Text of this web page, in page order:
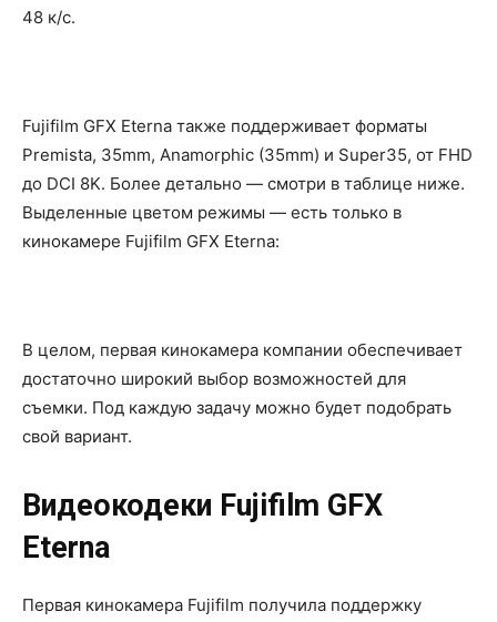
48 к/с.
Fujifilm GFX Eterna также поддерживает форматы
Premista, 35mm, Anamorphic (35mm) и Super35, от FHD
до DCI 8K. Более детально — смотри в таблице ниже.
Выделенные цветом режимы — есть только в
кинокамере Fujifilm GFX Eterna:
В целом, первая кинокамера компании обеспечивает
достаточно широкий выбор возможностей для
съемки. Под каждую задачу можно будет подобрать
свой вариант.
Видеокодеки Fujifilm GFX
Eterna
Первая кинокамера Fujifilm получила поддержку